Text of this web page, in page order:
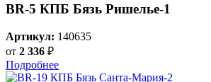
BR-5 КПБ Бязь Ришелье-1
Артикул: 140635
от 2 336 ₽
Подробнее